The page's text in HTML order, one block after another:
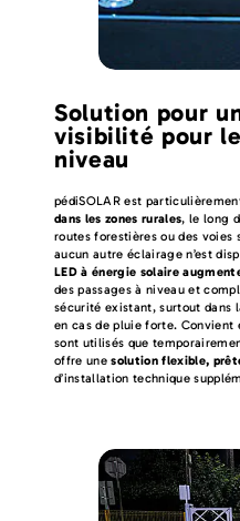
Solution pour
visibilité pour
niveau
pédiSOLAR est
dans les zones rurales, le long
routes forestières ou des voies
aucun autre éclairage n’est
LED à énergie solaire
des passages à niveau et
sécurité existant, surtout dans
en cas de pluie forte. Convient
sont utilisés que
offre unesolution flexible,
d’installation technique